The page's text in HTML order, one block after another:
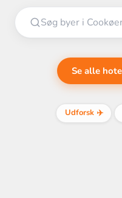
Se alle
Udforsk ✈️